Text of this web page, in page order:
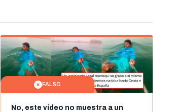
FALSO
No, este vídeo no muestra a un